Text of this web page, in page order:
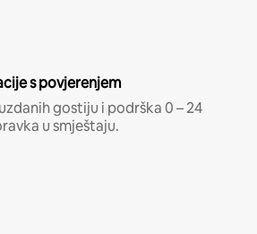
s povjerenjem
gostiju i podrška 0 – 24
u smještaju.